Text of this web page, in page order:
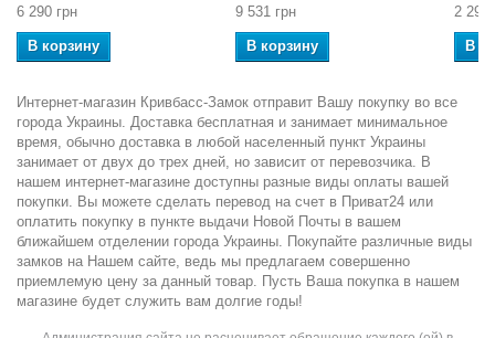
6 290 грн
В корзину
9 531 грн
В корзину
2 294
В
Интернет-магазин Кривбасс-Замок отправит Вашу покупку во все
города Украины. Доставка бесплатная и занимает минимальное
время, обычно доставка в любой населенный пункт Украины
занимает от двух до трех дней, но зависит от перевозчика. В
нашем интернет-магазине доступны разные виды оплаты вашей
покупки. Вы можете сделать перевод на счет в Приват24 или
оплатить покупку в пункте выдачи Новой Почты в вашем
ближайшем отделении города Украины. Покупайте различные виды
замков на Нашем сайте, ведь мы предлагаем совершенно
приемлемую цену за данный товар. Пусть Ваша покупка в нашем
магазине будет служить вам долгие годы!